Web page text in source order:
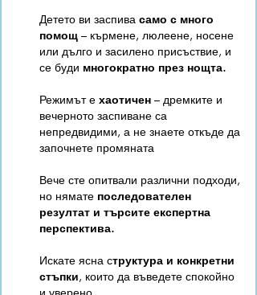
Детето ви заспива само с много
помощ – кърмене, люлеене, носене
или дълго и засилено присъствие, и
се буди многократно през нощта.
Режимът е хаотичен – дремките и
вечерното заспиване са
непредвидими, а не знаете откъде да
започнете промяната
Вече сте опитвали различни подходи,
но нямате последователен
резултат и търсите експертна
перспектива.
Искате ясна структура и конкретни
стъпки, които да въведете спокойно